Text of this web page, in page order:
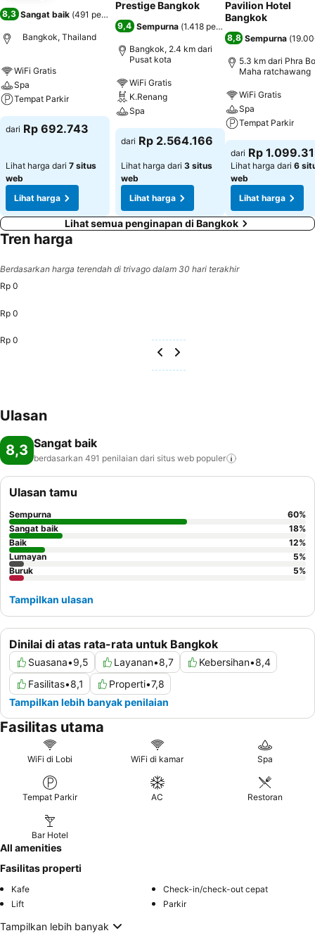
8,3 Sangat baik (491 penilaian
Bangkok, Thailand
WiFi Gratis
Spa
Tempat Parkir
dari Rp 692.743
Lihat harga dari 7 situs
web
Lihat harga
Prestige Bangkok
9,4 Sempurna (1.418 penilaian )
Bangkok, 2.4 km dari
Pusat kota
WiFi Gratis
K.Renang
Spa
dari Rp 2.564.166
Lihat harga dari 3 situs
web
Lihat harga
Pavilion Hotel
Bangkok
8,8 Sempurna (
5.3 km dari Phra
Maha ratchawang
WiFi Gratis
Spa
Tempat Parkir
dari Rp
Lihat harga dari 6
web
Lihat harga
Lihat semua penginapan di Bangkok
Tren harga
Berdasarkan harga terendah di trivago dalam 30 hari terakhir
Rp 0
Rp 0
Rp 0
Ulasan
8,3 Sangat baik
berdasarkan 491 penilaian dari situs web populer
Dinilai di atas rata-rata untuk Bangkok
Suasana•9,5 Layanan•8,7 Kebersihan•8,4
Fasilitas•8,1 Properti•7,8
Tampilkan lebih banyak penilaian
Ulasan tamu
Sempurna 60%
Sangat baik
18%
Baik
12%
Lumayan
5%
Buruk
5%
Tampilkan ulasan
Fasilitas utama
WiFi di Lobi WiFi di kamar Spa
Tempat Parkir AC Restoran
Bar Hotel
All amenities
Fasilitas properti
Kafe
Check-in/check-out cepat
Lift
Parkir
Tampilkan lebih banyak